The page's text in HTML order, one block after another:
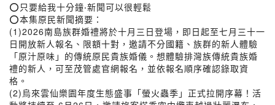
⭕只要給我十分鐘‧新聞可以很輕鬆
⭕本集原民新聞摘要：
(1)2026南島族群婚禮將於十月三日登場，即日起至七月三十一
日開放新人報名、限額十對，邀請不分國籍、族群的新人體驗
「原汁原味」的傳統原民貴族婚儀。想體驗排灣族傳統貴族婚
禮的新人，可至茂管處官網報名，並依報名順序確認錄取資
格。
(2)烏來雲仙樂園年度生態盛事「螢火蟲季」正式拉開序幕！活